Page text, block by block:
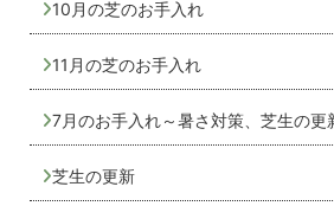
10月の芝のお手入れ
11月の芝のお手入れ
7月のお手入れ～暑さ対策、芝生の更
芝生の更新